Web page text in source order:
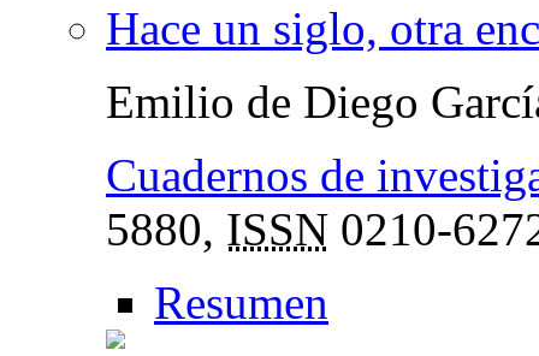
Hace un siglo, otra
Emilio de Diego
Cuadernos de
5880, ISSN 0210-
Resumen